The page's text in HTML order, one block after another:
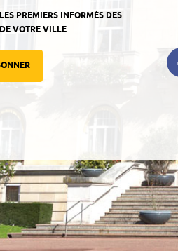
PREMIERS INFORMÉS DES
VOTRE VILLE